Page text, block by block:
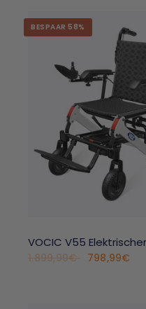
BESPAAR 58%
VOCIC V55
1.899,99€ 798,99€